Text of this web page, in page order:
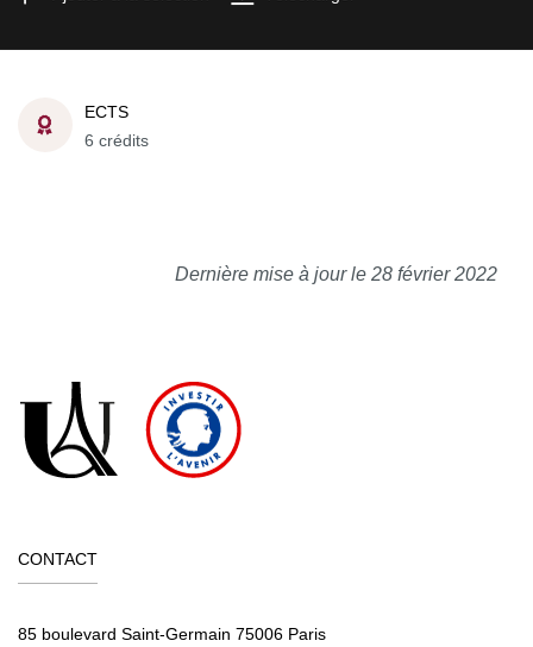
ECTS
6 crédits
Dernière mise à jour le 28 février 2022
CONTACT
85 boulevard Saint-Germain 75006 Paris